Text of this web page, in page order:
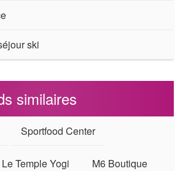
ski
similaires
Sportfood Center
Le Temple Yogi M6 Boutique